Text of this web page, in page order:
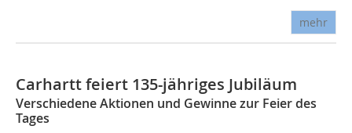
mehr
Carhartt feiert 135-jähriges Jubiläum
Verschiedene Aktionen und Gewinne zur Feier des
Tages